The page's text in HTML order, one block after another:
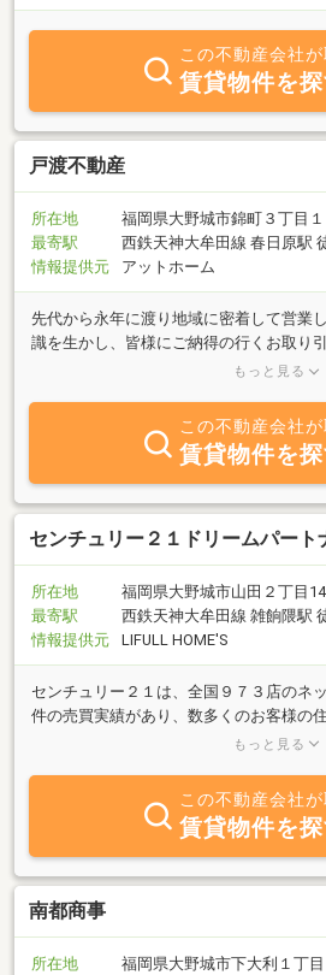
この不動産会社が
賃貸物件を
戸渡不動産
所在地
福岡県大野城市錦町３丁目１
最寄駅
西鉄天神大牟田線 春日原駅
情報提供元
アットホーム
先代から永年に渡り地域に密着して営業
識を生かし、皆様にご納得の行くお取り
大きな不動産会社ではありませんが、そ
不動産を通じ皆様に貢献できるよう努め
なら、お気軽にご相談下さい。
もっと見る
この不動産会社が
賃貸物件を
センチュリー２１ドリームパート
所在地
福岡県大野城市山田２丁目
最寄駅
西鉄天神大牟田線 雑餉隈駅
情報提供元
LIFULL HOME'S
センチュリー２１は、全国９７３店のネ
件の売買実績があり、数多くのお客様の
ました。実績は、安心と安全の証。 住ま
もっと見る
この不動産会社が
賃貸物件を
南都商事
所在地
福岡県大野城市下大利１丁目